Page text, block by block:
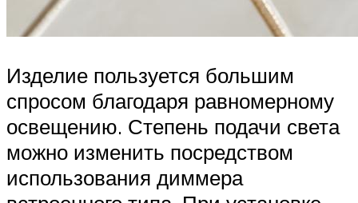
Изделие пользуется большим
спросом благодаря равномерному
освещению. Степень подачи света
можно изменить посредством
использования диммера